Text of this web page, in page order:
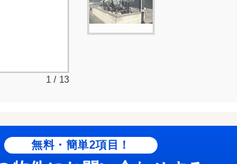
1 / 13
無料・簡単2項目！